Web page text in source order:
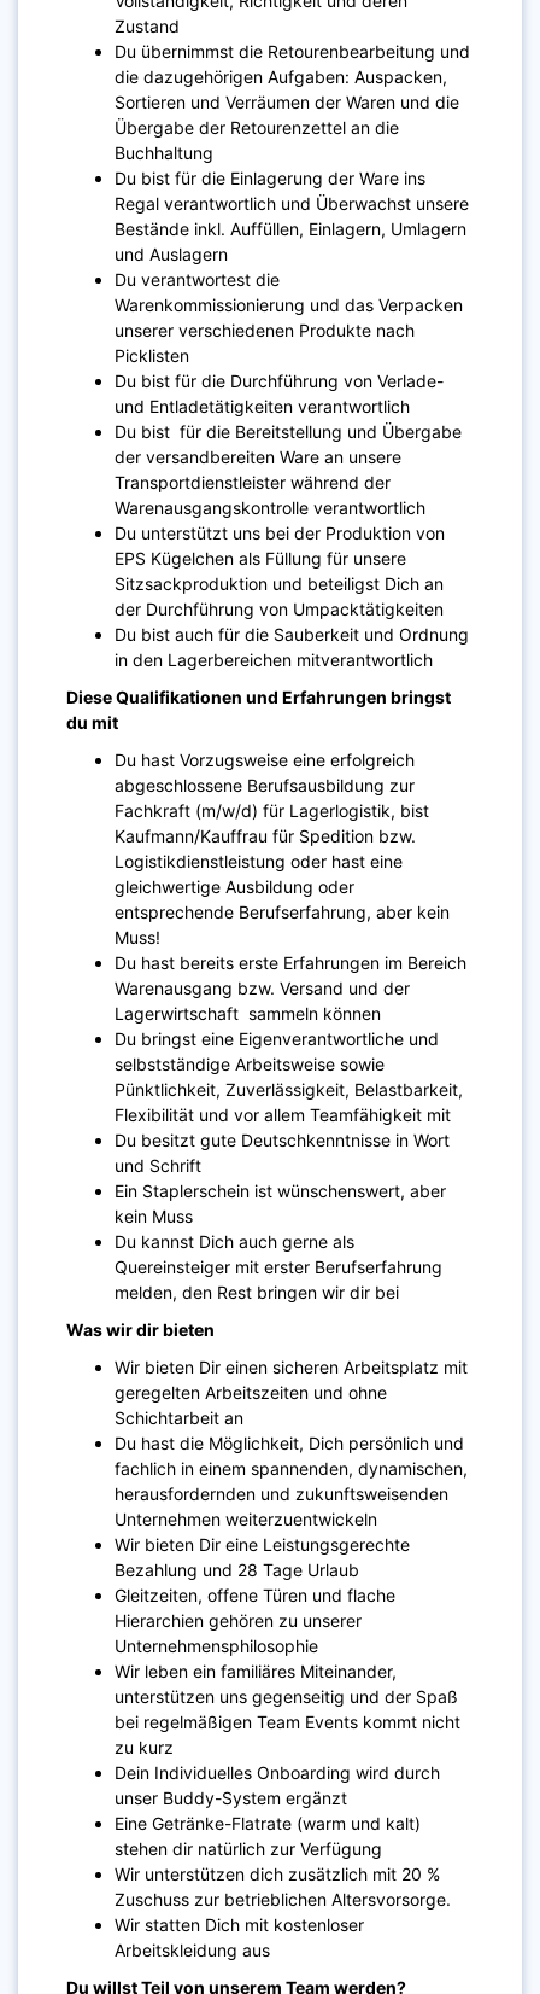
Zustand
Du übernimmst die Retourenbearbeitung und
die dazugehörigen Aufgaben: Auspacken,
Sortieren und Verräumen der Waren und die
Übergabe der Retourenzettel an die
Buchhaltung
Du bist für die Einlagerung der Ware ins
Regal verantwortlich und Überwachst unsere
Bestände inkl. Auffüllen, Einlagern, Umlagern
und Auslagern
Du verantwortest die
Warenkommissionierung und das Verpacken
unserer verschiedenen Produkte nach
Picklisten
Du bist für die Durchführung von Verlade-
und Entladetätigkeiten verantwortlich
Du bist für die Bereitstellung und Übergabe
der versandbereiten Ware an unsere
Transportdienstleister während der
Warenausgangskontrolle verantwortlich
Du unterstützt uns bei der Produktion von
EPS Kügelchen als Füllung für unsere
Sitzsackproduktion und beteiligst Dich an
der Durchführung von Umpacktätigkeiten
Du bist auch für die Sauberkeit und Ordnung
in den Lagerbereichen mitverantwortlich
Diese Qualifikationen und Erfahrungen bringst
du mit
Du hast Vorzugsweise eine erfolgreich
abgeschlossene Berufsausbildung zur
Fachkraft (m/w/d) für Lagerlogistik, bist
Kaufmann/Kauffrau für Spedition bzw.
Logistikdienstleistung oder hast eine
gleichwertige Ausbildung oder
entsprechende Berufserfahrung, aber kein
Muss!
Du hast bereits erste Erfahrungen im Bereich
Warenausgang bzw. Versand und der
Lagerwirtschaft sammeln können
Du bringst eine Eigenverantwortliche und
selbstständige Arbeitsweise sowie
Pünktlichkeit, Zuverlässigkeit, Belastbarkeit,
Flexibilität und vor allem Teamfähigkeit mit
Du besitzt gute Deutschkenntnisse in Wort
und Schrift
Ein Staplerschein ist wünschenswert, aber
kein Muss
Du kannst Dich auch gerne als
Quereinsteiger mit erster Berufserfahrung
melden, den Rest bringen wir dir bei
Was wir dir bieten
Wir bieten Dir einen sicheren Arbeitsplatz mit
geregelten Arbeitszeiten und ohne
Schichtarbeit an
Du hast die Möglichkeit, Dich persönlich und
fachlich in einem spannenden, dynamischen,
herausfordernden und zukunftsweisenden
Unternehmen weiterzuentwickeln
Wir bieten Dir eine Leistungsgerechte
Bezahlung und 28 Tage Urlaub
Gleitzeiten, offene Türen und flache
Hierarchien gehören zu unserer
Unternehmensphilosophie
Wir leben ein familiäres Miteinander,
unterstützen uns gegenseitig und der Spaß
bei regelmäßigen Team Events kommt nicht
zu kurz
Dein Individuelles Onboarding wird durch
unser Buddy-System ergänzt
Eine Getränke-Flatrate (warm und kalt)
stehen dir natürlich zur Verfügung
Wir unterstützen dich zusätzlich mit 20 %
Zuschuss zur betrieblichen Altersvorsorge.
Wir statten Dich mit kostenloser
Arbeitskleidung aus
Du willst Teil von unserem Team werden?